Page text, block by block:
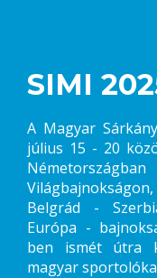
SIMI
A Magyar
július 15 - 20
Belgrád -
Európa -
ben ismét útra
magyar